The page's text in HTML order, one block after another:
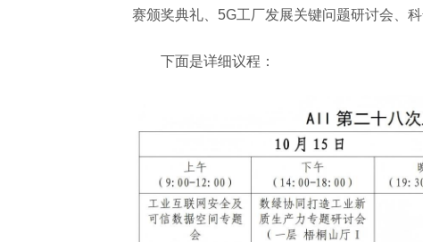
赛颁奖典礼、5G工厂发展关键问题研讨会、
下面是详细议程：